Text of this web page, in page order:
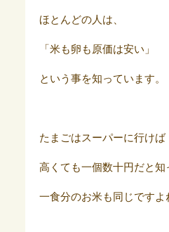
ほとんどの人は、
「米も卵も原価は安い」
という事を知っています。
たまごはスーパーに行けば
高くても一個数十円だと知
一食分のお米も同じですよ